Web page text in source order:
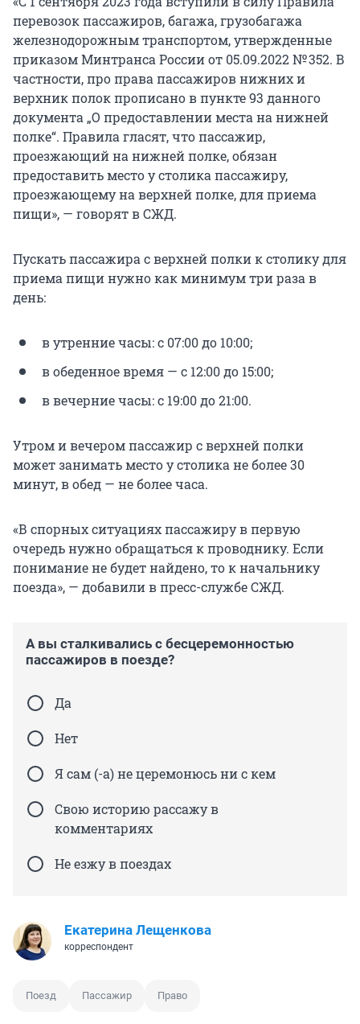
перевозок пассажиров, багажа, грузобагажа
железнодорожным транспортом, утвержденные
приказом Минтранса России от 05.09.2022 № 352. В
частности, про права пассажиров нижних и
верхник полок прописано в пункте 93 данного
документа „О предоставлении места на нижней
полке“. Правила гласят, что пассажир,
проезжающий на нижней полке, обязан
предоставить место у столика пассажиру,
проезжающему на верхней полке, для приема
пищи», — говорят в СЖД.
Пускать пассажира с верхней полки к столику для
приема пищи нужно как минимум три раза в
день:
в утренние часы: с 07:00 до 10:00;
в обеденное время — с 12:00 до 15:00;
в вечерние часы: с 19:00 до 21:00.
Утром и вечером пассажир с верхней полки
может занимать место у столика не более 30
минут, в обед — не более часа.
«В спорных ситуациях пассажиру в первую
очередь нужно обращаться к проводнику. Если
понимание не будет найдено, то к начальнику
поезда», — добавили в пресс-службе СЖД.
А вы сталкивались с бесцеремонностью
пассажиров в поезде?
Да
Нет
Я сам (-а) не церемонюсь ни с кем
Свою историю рассажу в
комментариях
Не езжу в поездах
Екатерина Лещенкова
корреспондент
Поезд Пассажир Право